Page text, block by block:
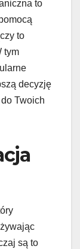
to
to
tym
decyzję
Twoich
są to